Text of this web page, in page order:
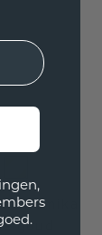
Shemika
goud